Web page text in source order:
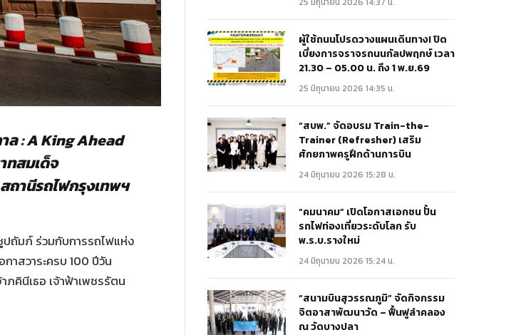
ล : A King Ahead
ทสมเด็จ
ถานีรถไฟกรุงเทพฯ
ปถัมภ์ ร่วมกับการรถไฟแห่ง
าสวาระครบ 100 ปีวัน
คินีเธอ เจ้าฟ้าเพชรรัตน
ผู้ใช้ถนนโปรดวางแผนเดินทาง! ปิด
เบี่ยงการจราจรถนนกัลปพฤกษ์ เวลา
21.30 – 05.00 น. ถึง 1 พ.ย.69
25 มิถุนายน 2026 14:35 น.
“สบพ.” จัดอบรม Train-the-
Trainer (Refresher) เสริม
ศักยภาพครูฝึกด้านการบิน
24 มิถุนายน 2026 15:28 น.
“คมนาคม” เปิดโอกาสเอกชน ปั้น
รถไฟท่องเที่ยวระดับโลก รับ
พ.ร.บ.รางใหม่
24 มิถุนายน 2026 15:24 น.
“สนามบินสุวรรณภูมิ” จัดกิจกรรม
จิตอาสาพัฒนาวัด – ฟื้นฟูลำคลอง
ณ วัดบางปลา